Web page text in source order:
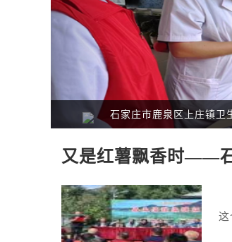
“关爱老党员，义诊暖人心”活动
又是红薯飘香时——
这